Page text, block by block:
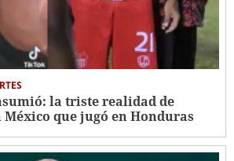
la triste realidad de
que jugó en Honduras